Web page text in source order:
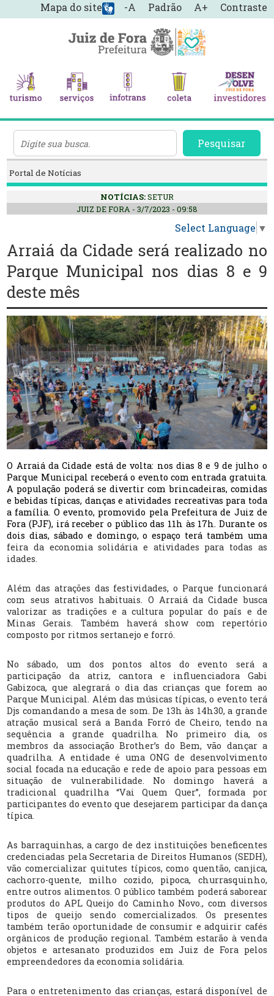
-A Padrão A+ Contraste
Mapa do site
Pesquisar
Portal de Notícias
NOTÍCIAS:SETUR
JUIZ DE FORA - 3/7/2023 - 09:58
Select Language ▼
Arraiá da Cidade será realizado no
Parque Municipal nos dias 8 e 9
deste mês
O Arraiá da Cidade está de volta: nos dias 8 e 9 de julho o
Parque Municipal receberá o evento com entrada gratuita.
A população poderá se divertir com brincadeiras, comidas
e bebidas típicas, danças e atividades recreativas para toda
a família. O evento, promovido pela Prefeitura de Juiz de
Fora (PJF), irá receber o público das 11h às 17h. Durante os
dois dias, sábado e domingo, o espaço terá também uma
feira da economia solidária e atividades para todas as
idades.
Além das atrações das festividades, o Parque funcionará
com seus atrativos habituais. O Arraiá da Cidade busca
valorizar as tradições e a cultura popular do país e de
Minas Gerais. Também haverá show com repertório
composto por ritmos sertanejo e forró.
No sábado, um dos pontos altos do evento será a
participação da atriz, cantora e influenciadora Gabi
Gabizoca, que alegrará o dia das crianças que forem ao
Parque Municipal. Além das músicas típicas, o evento terá
Djs comandando a mesa de som. De 13h às 14h30, a grande
atração musical será a Banda Forró de Cheiro, tendo na
sequência a grande quadrilha. No primeiro dia, os
membros da associação Brother’s do Bem, vão dançar a
quadrilha. A entidade é uma ONG de desenvolvimento
social focada na educação e rede de apoio para pessoas em
situação de vulnerabilidade. No domingo haverá a
tradicional quadrilha “Vai Quem Quer”, formada por
participantes do evento que desejarem participar da dança
típica.
As barraquinhas, a cargo de dez instituições beneficentes
credenciadas pela Secretaria de Direitos Humanos (SEDH),
vão comercializar quitutes típicos, como quentão, canjica,
cachorro-quente, milho cozido, pipoca, churrasquinho,
entre outros alimentos. O público também poderá saborear
produtos do APL Queijo do Caminho Novo., com diversos
tipos de queijo sendo comercializados. Os presentes
também terão oportunidade de consumir e adquirir cafés
orgânicos de produção regional. Também estarão à venda
objetos e artesanato produzidos em Juiz de Fora pelos
empreendedores da economia solidária.
Para o entretenimento das crianças, estará disponível de